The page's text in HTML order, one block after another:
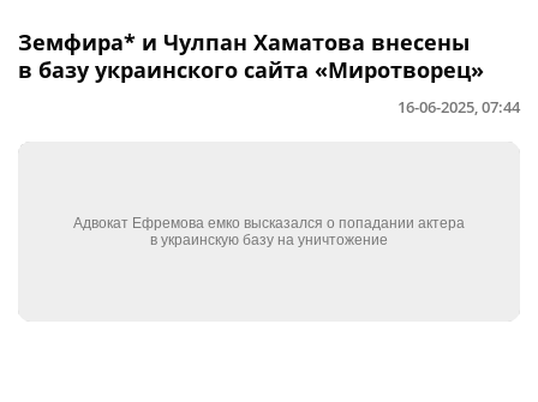
Земфира* и Чулпан Хаматова внесены
в базу украинского сайта «Миротворец»
16-06-2025, 07:44